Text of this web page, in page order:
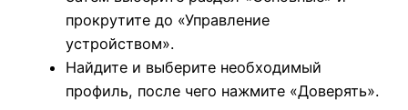
прокрутите до «Управление
устройством».
Найдите и выберите необходимый
профиль, после чего нажмите «Доверять».